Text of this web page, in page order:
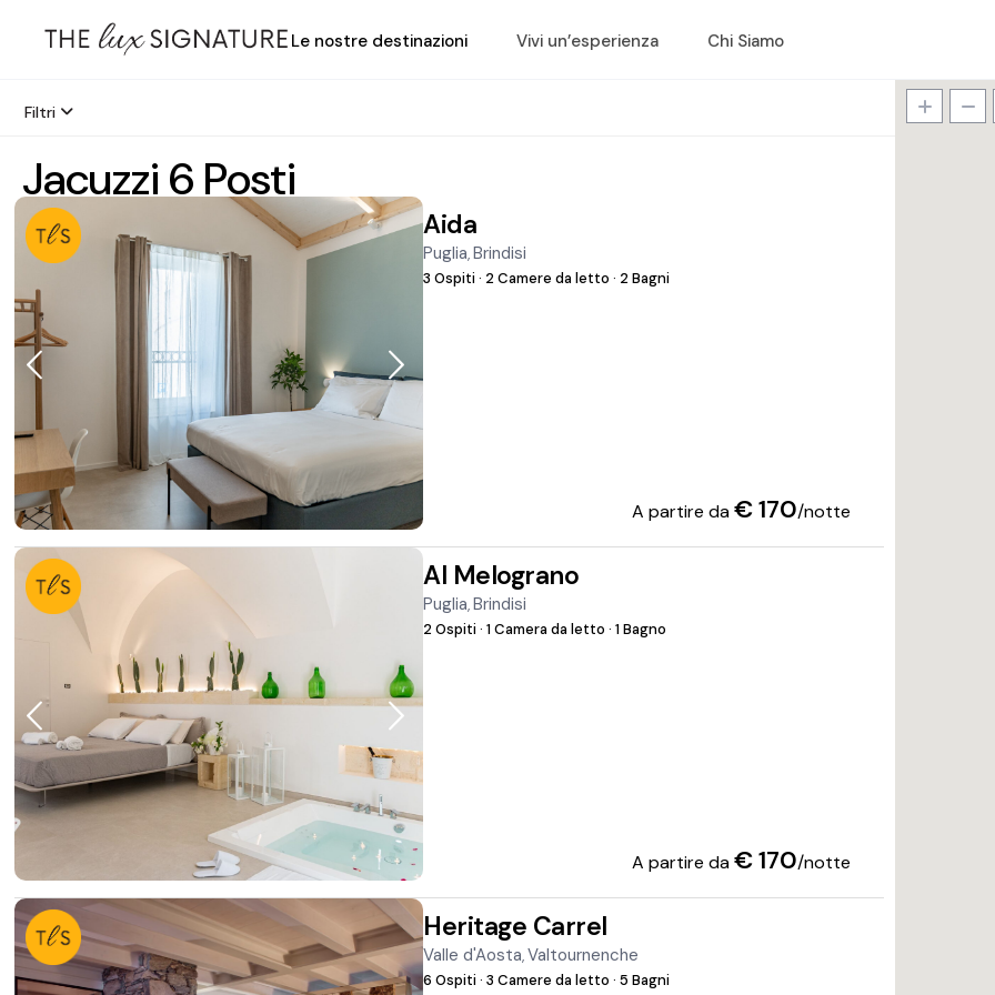
Le nostre destinazioni Vivi un’esperienza Chi Siamo
Filtri
Jacuzzi 6 Posti
Aida
Puglia,Brindisi
3 Ospiti· 2 Camere da letto· 2 Bagni
A partire da€ 170/notte
Al Melograno
Puglia,Brindisi
2 Ospiti· 1 Camera da letto· 1 Bagno
A partire da€ 170/notte
Heritage Carrel
Valle d'Aosta,Valtournenche
6 Ospiti· 3 Camere da letto· 5 Bagni